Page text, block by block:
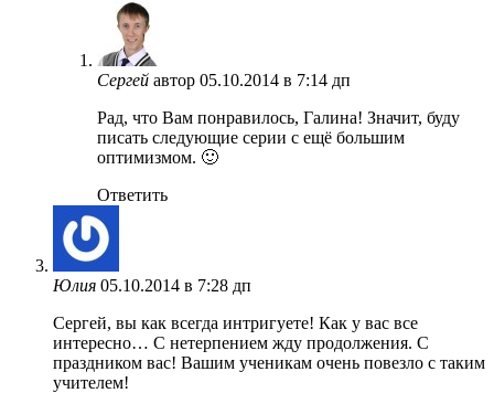
Сергей автор 05.10.2014 в 7:14 дп
Рад, что Вам понравилось, Галина! Значит, буду
писать следующие серии с ещё большим
оптимизмом. 🙂
Ответить
Юлия 05.10.2014 в 7:28 дп
Сергей, вы как всегда интригуете! Как у вас все
интересно… С нетерпением жду продолжения. С
праздником вас! Вашим ученикам очень повезло с таким
учителем!